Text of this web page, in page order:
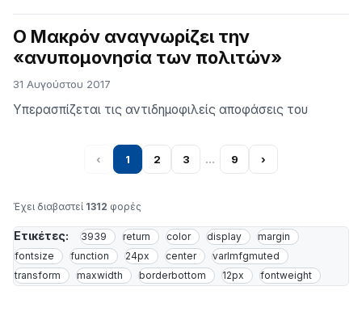
Ο Μακρόν αναγνωρίζει την
«ανυπομονησία των πολιτών»
31 Αυγούστου 2017
Υπερασπίζεται τις αντιδημοφιλείς αποφάσεις του
‹ 1 2 3 … 9 ›
Έχει διαβαστεί 1312 φορές
Ετικέτες: 3939 return color display
margin
fontsize
function 24px center
varlmfgmuted
transform
maxwidth borderbottom 12px fontweight